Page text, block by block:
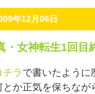
年12月06日
・女神転生1回目
チラで書いたように
とか正気を保ちなが